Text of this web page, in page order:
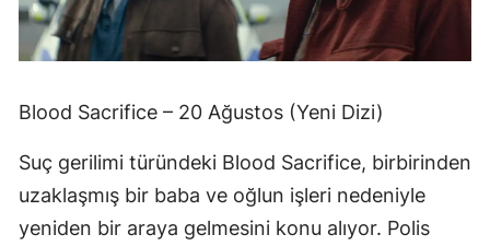
Blood Sacrifice – 20 Ağustos (Yeni Dizi)
Suç gerilimi türündeki Blood Sacrifice, birbirinden
uzaklaşmış bir baba ve oğlun işleri nedeniyle
yeniden bir araya gelmesini konu alıyor. Polis